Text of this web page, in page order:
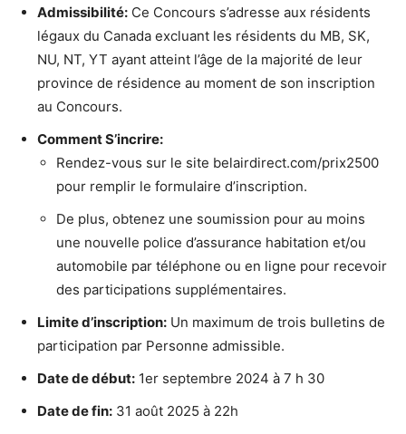
Admissibilité: Ce Concours s’adresse aux résidents
légaux du Canada excluant les résidents du MB, SK,
NU, NT, YT ayant atteint l’âge de la majorité de leur
province de résidence au moment de son inscription
au Concours.
Comment S’incrire:
Rendez-vous sur le site belairdirect.com/prix2500
pour remplir le formulaire d’inscription.
De plus, obtenez une soumission pour au moins
une nouvelle police d’assurance habitation et/ou
automobile par téléphone ou en ligne pour recevoir
des participations supplémentaires.
Limite d’inscription: Un maximum de trois bulletins de
participation par Personne admissible.
Date de début: 1er septembre 2024 à 7 h 30
Date de fin: 31 août 2025 à 22h